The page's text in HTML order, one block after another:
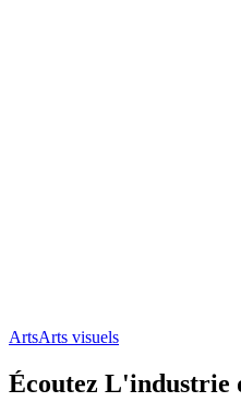
ArtsArts visuels
Écoutez L'industrie